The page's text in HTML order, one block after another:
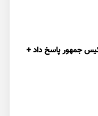
جمهور پاسخ داد +